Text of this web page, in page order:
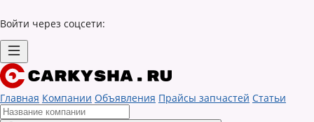
Войти через соцсети:
Главная Компании Объявления Прайсы запчастей Статьи